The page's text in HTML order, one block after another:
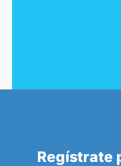
Regístrate